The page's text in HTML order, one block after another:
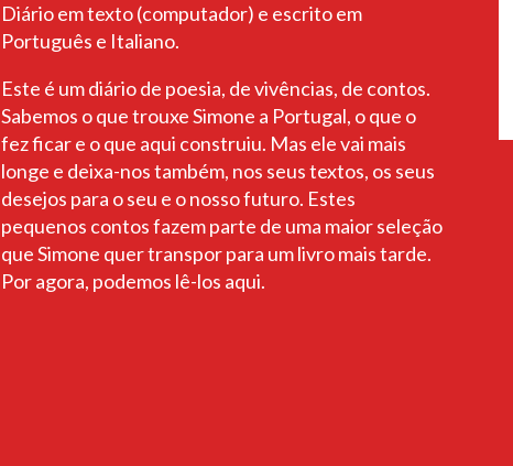
Diário em texto (computador) e escrito em
Português e Italiano.
Este é um diário de poesia, de vivências, de contos.
Sabemos o que trouxe Simone a Portugal, o que o
fez ficar e o que aqui construiu. Mas ele vai mais
longe e deixa-nos também, nos seus textos, os seus
desejos para o seu e o nosso futuro. Estes
pequenos contos fazem parte de uma maior seleção
que Simone quer transpor para um livro mais tarde.
Por agora, podemos lê-los aqui.